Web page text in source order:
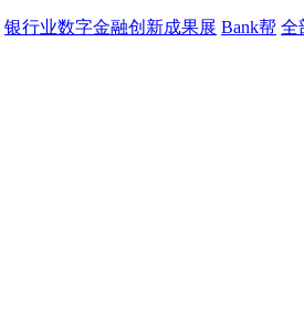
银行业数字金融创新成果展 Bank帮 全